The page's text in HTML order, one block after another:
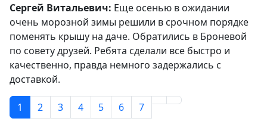
Сергей Витальевич: Еще осенью в ожидании
очень морозной зимы решили в срочном порядке
поменять крышу на даче. Обратились в Броневой
по совету друзей. Ребята сделали все быстро и
качественно, правда немного задержались с
доставкой.
1 2 3 4 5 6 7